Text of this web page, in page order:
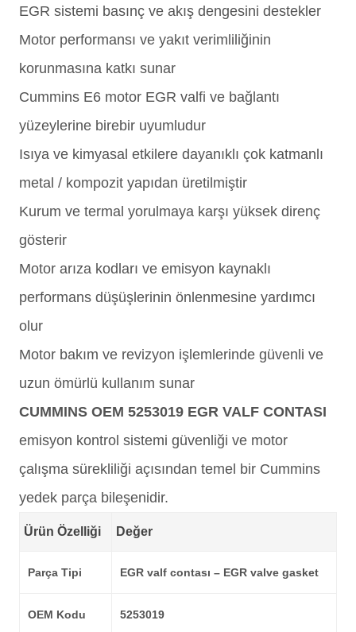
EGR sistemi basınç ve akış dengesini destekler
Motor performansı ve yakıt verimliliğinin
korunmasına katkı sunar
Cummins E6 motor EGR valfi ve bağlantı
yüzeylerine birebir uyumludur
Isıya ve kimyasal etkilere dayanıklı çok katmanlı
metal / kompozit yapıdan üretilmiştir
Kurum ve termal yorulmaya karşı yüksek direnç
gösterir
Motor arıza kodları ve emisyon kaynaklı
performans düşüşlerinin önlenmesine yardımcı
olur
Motor bakım ve revizyon işlemlerinde güvenli ve
uzun ömürlü kullanım sunar
CUMMINS OEM 5253019 EGR VALF CONTASI
emisyon kontrol sistemi güvenliği ve motor
çalışma sürekliliği açısından temel bir Cummins
yedek parça bileşenidir.
Ürün Özelliği Değer
Parça Tipi EGR valf contası – EGR valve gasket
OEM Kodu 5253019